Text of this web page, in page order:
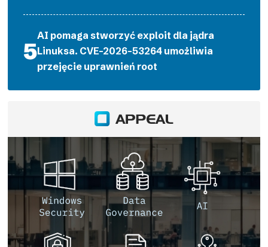
AI pomaga stworzyć exploit dla jądra
Linuksa. CVE-2026-53264 umożliwia
przejęcie uprawnień root